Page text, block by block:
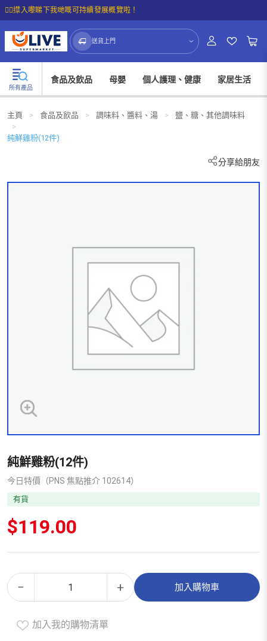
☝🏼㩒入嚟睇下我哋嘅可持續發展概覽啦！
送貨上門
所有產品
食品及飲品 母嬰 個人護理、健康 家居生活
主頁 > 食品及飲品 > 調味料、醬料、湯 >
鹽、糖、其他調味料
>
純鮮雞粉(12件)
分享給朋友
純鮮雞粉(12件)
今日特價（PNS 焦點推介 102614）
有貨
$119.00
−
純
鮮
+ 加入購物車
Alternative:
加入我的購物清單